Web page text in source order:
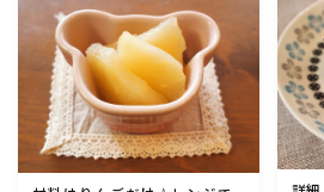
マクロビスイーツ・自然派おやつ
パン・パンケーキ・スコーン・食事
粉もの
米/ご飯料理・もち料理